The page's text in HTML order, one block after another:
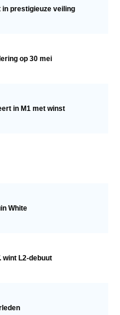
in prestigieuze veiling
op 30 mei
in M1 met winst
White
wint L2-debuut